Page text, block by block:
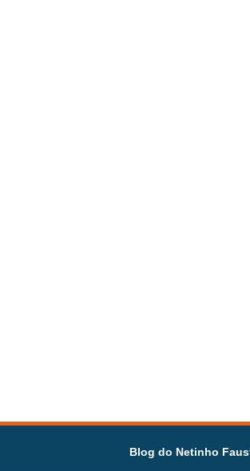
Blog do Netinho